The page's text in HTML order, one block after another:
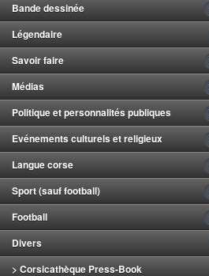
Bande dessinée
Légendaire
Savoir faire
Médias
Politique et personnalités publiques
Evénements culturels et religieux
Langue corse
Sport (sauf football)
Football
Divers
> Corsicathèque Press-Book